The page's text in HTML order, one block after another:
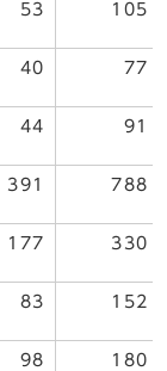
53 105
40 77
44 91
391 788
177 330
83 152
98 180